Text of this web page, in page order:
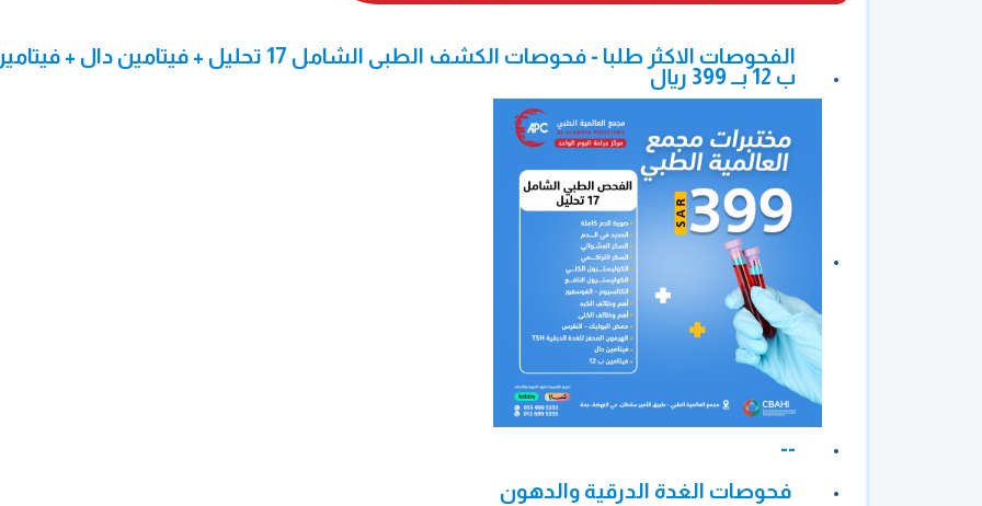
الفحوصات الاكثر طلبا - فحوصات الكشف الطبى الشامل 17 تحليل + فيتامين دال +
ب 12 بــ 399 ريال
--
فحوصات الغدة الدرقية والدهون